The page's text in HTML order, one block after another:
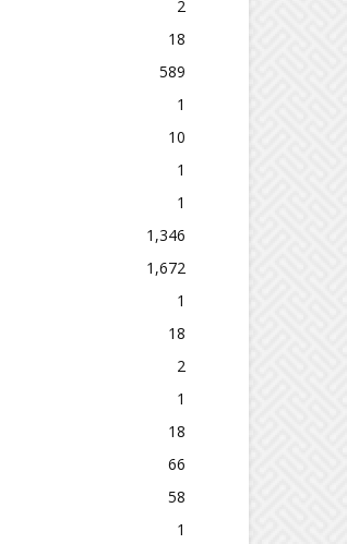
2
18
589
1
10
1
1
1,346
1,672
1
18
2
1
18
66
58
1